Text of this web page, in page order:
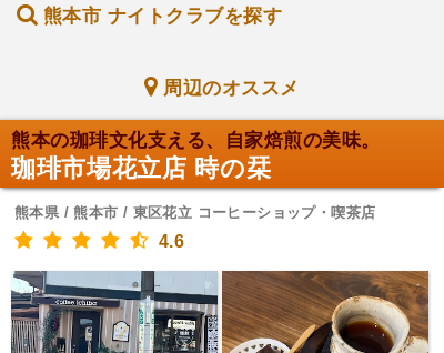
熊本市 ナイトクラブを探す
周辺のオススメ
熊本の珈琲文化支える、自家焙煎の美味。
珈琲市場花立店 時の栞
熊本県 / 熊本市 / 東区花立 コーヒーショップ・喫茶店
4.6